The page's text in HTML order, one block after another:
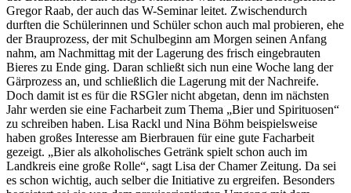
Gregor Raab, der auch das W-Seminar leitet. Zwischendurch
durften die Schülerinnen und Schüler schon auch mal probieren, ehe
der Brauprozess, der mit Schulbeginn am Morgen seinen Anfang
nahm, am Nachmittag mit der Lagerung des frisch eingebrauten
Bieres zu Ende ging. Daran schließt sich nun eine Woche lang der
Gärprozess an, und schließlich die Lagerung mit der Nachreife.
Doch damit ist es für die RSGler nicht abgetan, denn im nächsten
Jahr werden sie eine Facharbeit zum Thema „Bier und Spirituosen“
zu schreiben haben. Lisa Rackl und Nina Böhm beispielsweise
haben großes Interesse am Bierbrauen für eine gute Facharbeit
gezeigt. „Bier als alkoholisches Getränk spielt schon auch im
Landkreis eine große Rolle“, sagt Lisa der Chamer Zeitung. Da sei
es schon wichtig, auch selber die Initiative zu ergreifen. Besonders